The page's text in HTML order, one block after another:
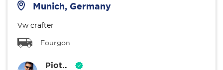
Munich, Germany
Vw crafter
Fourgon
Piot..